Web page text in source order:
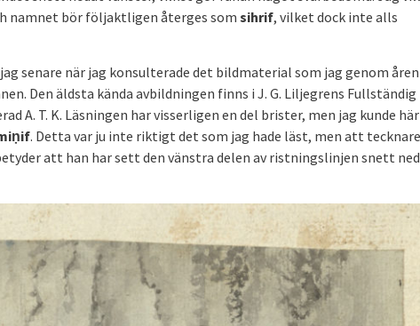
namnet bör följaktligen återges somsihrif, vilket dock inte alls
senare när jag konsulterade det bildmaterial som jag genom åren
Den äldsta kända avbildningen finns i J. G. Liljegrens Fullständig
A. T. K. Läsningen har visserligen en del brister, men jag kunde här
̣if. Detta var ju inte riktigt det som jag hade läst, men att
att han har sett den vänstra delen av ristningslinjen snett